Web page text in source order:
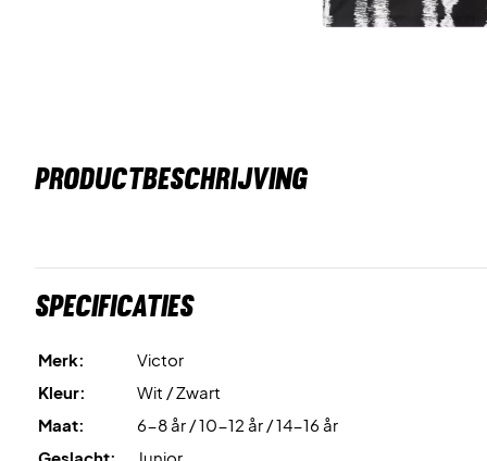
PRODUCTBESCHRIJVING
Specificaties
Merk:
Victor
Kleur:
Wit / Zwart
Maat:
6-8 år / 10-12 år / 14-16 år